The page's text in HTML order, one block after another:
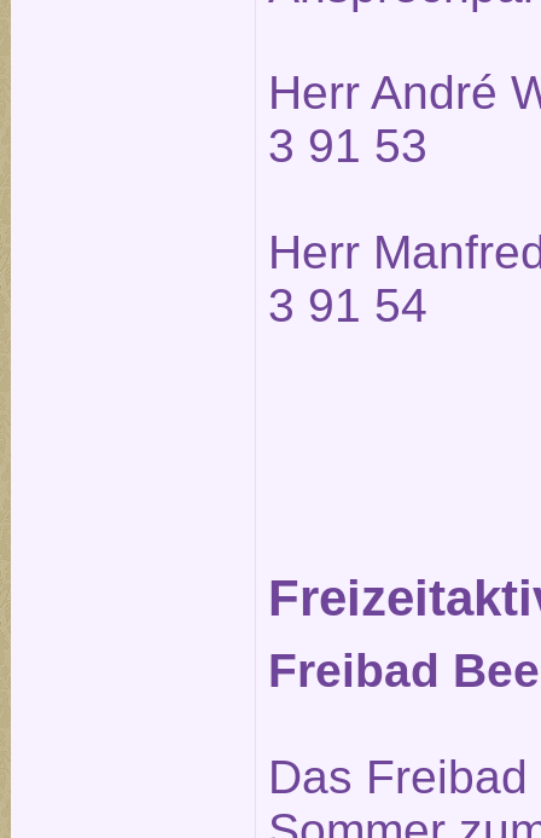
Herr André
3 91 53
Herr
3 91 54
Freibad
Das